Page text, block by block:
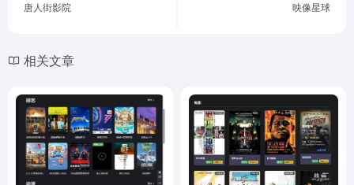
唐人街影院 映像星球
相关文章